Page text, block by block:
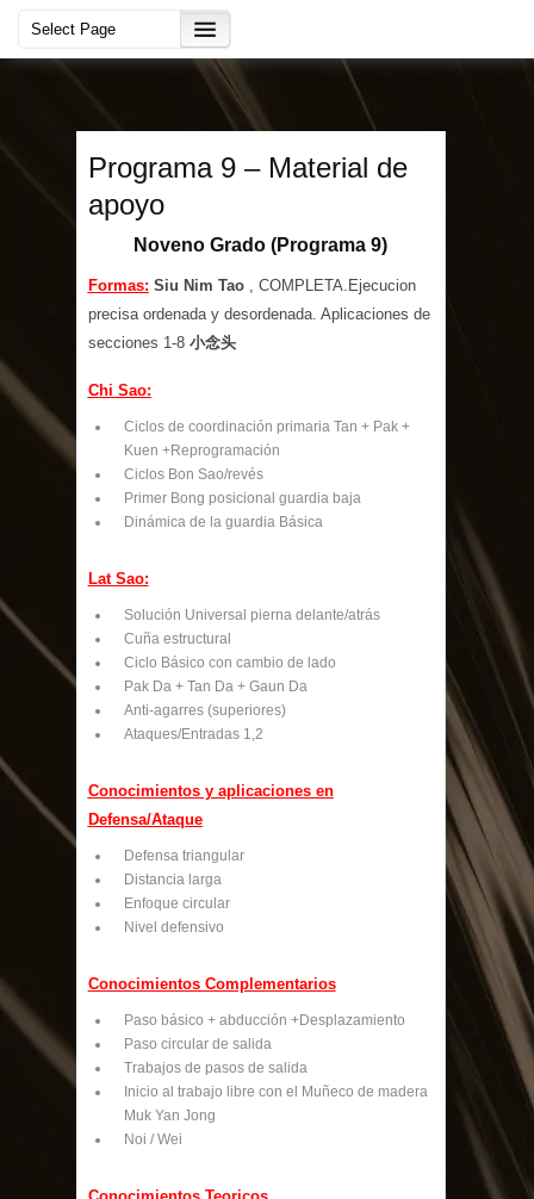
Programa 9 – Material de
apoyo
Noveno Grado (Programa 9)
Formas: Siu Nim Tao, COMPLETA.Ejecucion
precisa ordenada y desordenada. Aplicaciones de
secciones 1-8 小念头
Chi Sao:
Ciclos de coordinación primaria Tan + Pak +
Kuen +Reprogramación
Ciclos Bon Sao/revés
Primer Bong posicional guardia baja
Dinámica de la guardia Básica
Lat Sao:
Solución Universal pierna delante/atrás
Cuña estructural
Ciclo Básico con cambio de lado
Pak Da + Tan Da + Gaun Da
Anti-agarres (superiores)
Ataques/Entradas 1,2
Conocimientos y aplicaciones en
Defensa/Ataque
Defensa triangular
Distancia larga
Enfoque circular
Nivel defensivo
Conocimientos Complementarios
Paso básico + abducción +Desplazamiento
Paso circular de salida
Trabajos de pasos de salida
Inicio al trabajo libre con el Muñeco de madera
Muk Yan Jong
Noi / Wei